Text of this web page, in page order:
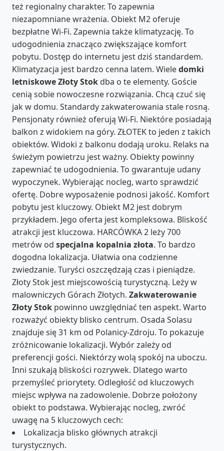
też regionalny charakter. To zapewnia
niezapomniane wrażenia. Obiekt M2 oferuje
bezpłatne Wi-Fi. Zapewnia także klimatyzację. To
udogodnienia znacząco zwiększające komfort
pobytu. Dostęp do internetu jest dziś standardem.
Klimatyzacja jest bardzo cenna latem. Wieledomki
letniskowe Złoty Stok dba o te elementy. Goście
cenią sobie nowoczesne rozwiązania. Chcą czuć się
jak w domu. Standardy zakwaterowania stale rosną.
Pensjonaty również oferują Wi-Fi. Niektóre posiadają
balkon z widokiem na góry. ZŁOTEK to jeden z takich
obiektów. Widoki z balkonu dodają uroku. Relaks na
świeżym powietrzu jest ważny. Obiekty powinny
zapewniać te udogodnienia. To gwarantuje udany
wypoczynek. Wybierając nocleg, warto sprawdzić
ofertę. Dobre wyposażenie podnosi jakość. Komfort
pobytu jest kluczowy. Obiekt M2 jest dobrym
przykładem. Jego oferta jest kompleksowa. Bliskość
atrakcji jest kluczowa. HARCÓWKA 2 leży 700
metrów od specjalna kopalnia złota. To bardzo
dogodna lokalizacja. Ułatwia ona codzienne
zwiedzanie. Turyści oszczędzają czas i pieniądze.
Złoty Stok jest miejscowością turystyczną. Leży w
malowniczych Górach Złotych. Zakwaterowanie
Złoty Stok powinno uwzględniać ten aspekt. Warto
rozważyć obiekty blisko centrum. Osada Solasu
znajduje się 31 km od Polanicy-Zdroju. To pokazuje
zróżnicowanie lokalizacji. Wybór zależy od
preferencji gości. Niektórzy wolą spokój na uboczu.
Inni szukają bliskości rozrywek. Dlatego warto
przemyśleć priorytety. Odległość od kluczowych
miejsc wpływa na zadowolenie. Dobrze położony
obiekt to podstawa. Wybierając nocleg, zwróć
uwagę na 5 kluczowych cech:
Lokalizacja blisko głównych atrakcji
turystycznych.